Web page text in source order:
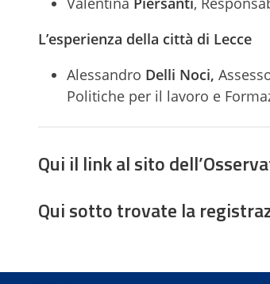
L’esperienza della città di Lecce
Alessandro Delli Noci,
Politiche per il lavoro e
Qui il link al sito
Qui sotto trovate la